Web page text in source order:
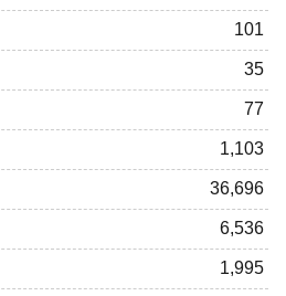
101
35
77
1,103
36,696
6,536
1,995